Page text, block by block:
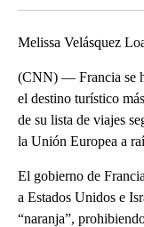
Melissa Velásquez
(CNN) — Francia se
el destino turístico
de su lista de viajes
la Unión Europea a
El gobierno de
a Estados Unidos e
“naranja”,